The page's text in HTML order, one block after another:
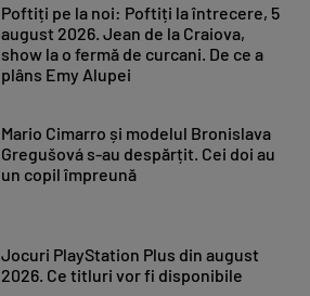
Poftiți pe la noi: Poftiți la întrecere, 5
august 2026. Jean de la Craiova,
show la o fermă de curcani. De ce a
plâns Emy Alupei
Mario Cimarro și modelul Bronislava
Gregušová s-au despărțit. Cei doi au
un copil împreună
Jocuri PlayStation Plus din august
2026. Ce titluri vor fi disponibile